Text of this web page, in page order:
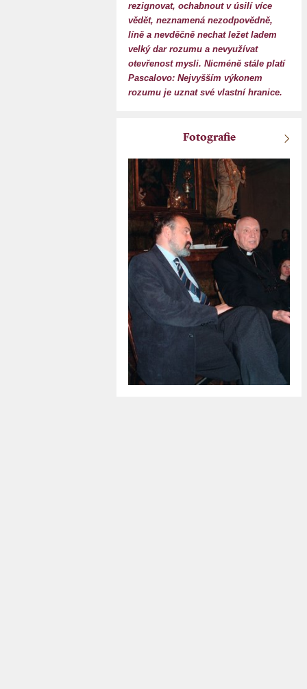
rezignovat, ochabnout v úsilí více
vědět, neznamená nezodpovědně,
líně a nevděčně nechat ležet ladem
velký dar rozumu a nevyužívat
otevřenost mysli. Nicméně stále platí
Pascalovo: Nejvyšším výkonem
rozumu je uznat své vlastní hranice.
Fotografie